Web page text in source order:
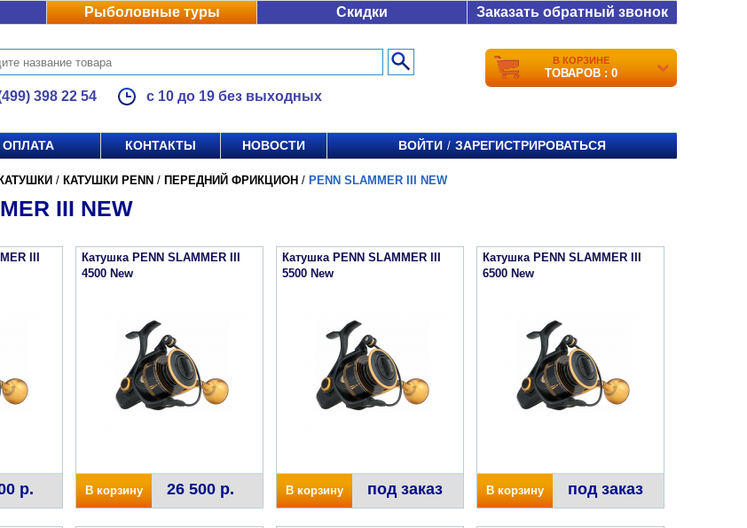
Рыболовные туры Скидки Заказать обратный звонок
398 22 54 с 10 до 19 без выходных
В КОРЗИНЕ
ТОВАРОВ : 0
КОНТАКТЫ НОВОСТИ ВОЙТИ / ЗАРЕГИСТРИРОВАТЬСЯ
КАТУШКИ / КАТУШКИ PENN / ПЕРЕДНИЙ ФРИКЦИОН / PENN SLAMMER III NEW
III NEW
III
р.
Катушка PENN SLAMMER III
4500 New
В корзину 26 500 р.
Катушка PENN SLAMMER III
5500 New
В корзину под заказ
Катушка PENN SLAMMER III
6500 New
В корзину под заказ